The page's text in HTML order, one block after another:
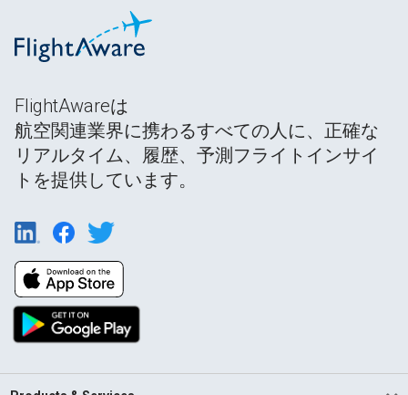
FlightAwareは
航空関連業界に携わるすべての人に、正確な
リアルタイム、履歴、予測フライトインサイ
トを提供しています。